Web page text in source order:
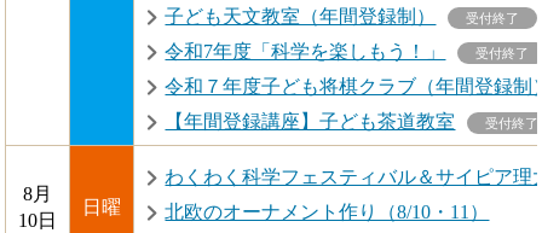
子ども天文教室（年間登録制）
受付終了
令和7年度「科学を楽しもう！」 受付終了
令和７年度子ども将棋クラブ（年間登録制
【年間登録講座】子ども茶道教室
受付終了
8月
10日
日曜
わくわく科学フェスティバル＆サイピア理
北欧のオーナメント作り（8/10・11）